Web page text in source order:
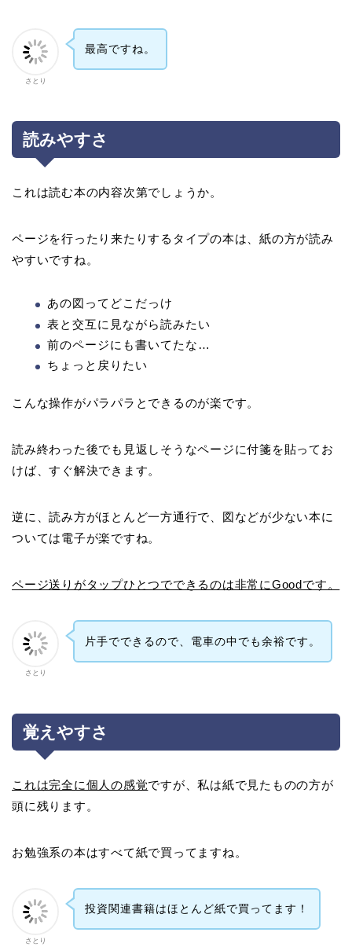
さとり
最高ですね。
読みやすさ
これは読む本の内容次第でしょうか。
ページを行ったり来たりするタイプの本は、紙の方が読み
やすいですね。
あの図ってどこだっけ
表と交互に見ながら読みたい
前のページにも書いてたな…
ちょっと戻りたい
こんな操作がパラパラとできるのが楽です。
読み終わった後でも見返しそうなページに付箋を貼ってお
けば、すぐ解決できます。
逆に、読み方がほとんど一方通行で、図などが少ない本に
ついては電子が楽ですね。
ページ送りがタップひとつでできるのは非常にGoodです。
さとり
片手でできるので、電車の中でも余裕です。
覚えやすさ
これは完全に個人の感覚ですが、私は紙で見たものの方が
頭に残ります。
お勉強系の本はすべて紙で買ってますね。
さとり
投資関連書籍はほとんど紙で買ってます！